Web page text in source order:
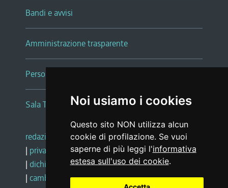
Noi usiamo i cookies
Questo sito NON utilizza alcun
cookie di profilazione. Se vuoi
saperne di più leggi l'informativa
estesa sull'uso dei cookie.
Bandi e avvisi
Amministrazione trasparente
Persone e Uffici
Sala Tiziano Tessitori
redazione web |note legali |glossario
| privacy
social media policy
| dichiarazione di accessibilità |feedback
| cambio preferenze cookie